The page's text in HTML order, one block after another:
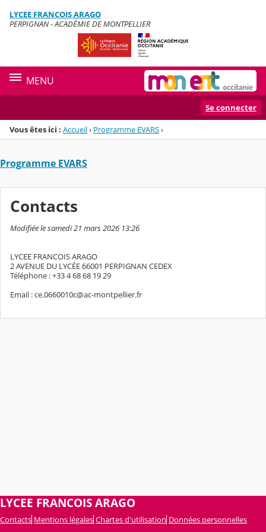
Menu de la rubrique
Contenu
LYCEE FRANCOIS ARAGO
PERPIGNAN - ACADÉMIE DE MONTPELLIER
MENU
Se connecter
Vous êtes ici : Accueil› Programme EVARS›
Programme EVARS
Contacts
Modifiée le samedi 21 mars 2026 13:26
LYCEE FRANCOIS ARAGO
2 AVENUE DU LYCÉE 66001 PERPIGNAN CEDEX
Téléphone : +33 4 68 68 19 29
Email : ce.0660010c@ac-montpellier.fr
LYCEE FRANCOIS ARAGO
Contacts Mentions légales Chartes d'utilisation Données personnelles